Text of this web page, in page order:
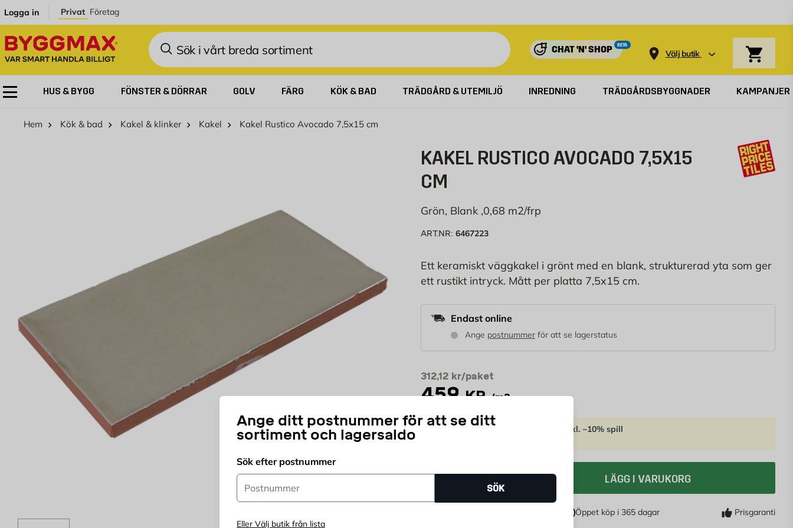
Logga in Privat Företag
Sök
CHAT 'N' SHOP
BETA
Välj butik
Ange ditt postnummer för att se ditt
sortiment och lagersaldo
Sök efter postnummer
Postnummer
SÖK
Eller Välj butik från lista
HUS & BYGG FÖNSTER & DÖRRAR GOLV FÄRG KÖK & BAD TRÄDGÅRD & UTEMILJÖ INREDNING TRÄDGÅRDSBYGGNADER KAMPANJER
Hem Kök & bad Kakel & klinker Kakel Kakel Rustico Avocado 7,5x15 cm
KAKEL RUSTICO AVOCADO 7,5X15
CM
Grön, Blank ,0,68 m2/frp
ART.NR: 6467223
Ett keramiskt väggkakel i grönt med en blank, strukturerad yta som ger
ett rustikt intryck. Mått per platta 7,5x15 cm.
Endast online
Ange postnummerför att se lagerstatus
312,12 kr/paket
459 KR /m2
0 st förpackningar
inkl. ~10% spill
LÄGG I VARUKORG
Öppet köp i 365 dagar Prisgaranti